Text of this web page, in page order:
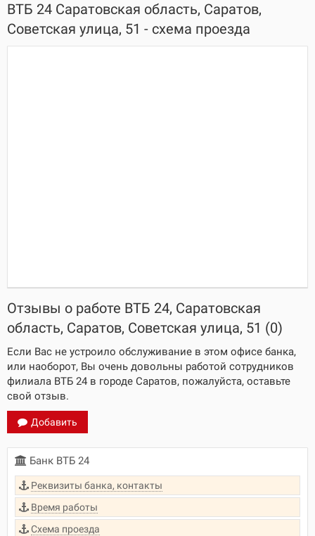
ВТБ 24 Саратовская область, Саратов,
Советская улица, 51 - схема проезда
Отзывы о работе ВТБ 24, Саратовская
область, Саратов, Советская улица, 51 (0)
Если Вас не устроило обслуживание в этом офисе банка,
или наоборот, Вы очень довольны работой сотрудников
филиала ВТБ 24 в городе Саратов, пожалуйста, оставьте
свой отзыв.
Добавить
Банк ВТБ 24
Реквизиты банка, контакты
Время работы
Схема проезда